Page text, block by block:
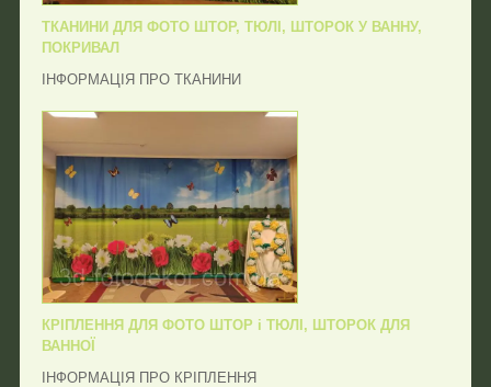
ТКАНИНИ ДЛЯ ФОТО ШТОР, ТЮЛІ, ШТОРОК У ВАННУ,
ПОКРИВАЛ
ІНФОРМАЦІЯ ПРО ТКАНИНИ
КРІПЛЕННЯ ДЛЯ ФОТО ШТОР і ТЮЛІ, ШТОРОК ДЛЯ
ВАННОЇ
ІНФОРМАЦІЯ ПРО КРІПЛЕННЯ